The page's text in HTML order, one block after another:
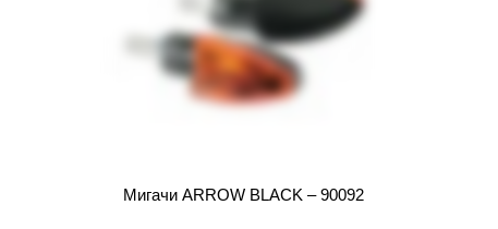
Mигачи ARROW BLACK – 90092